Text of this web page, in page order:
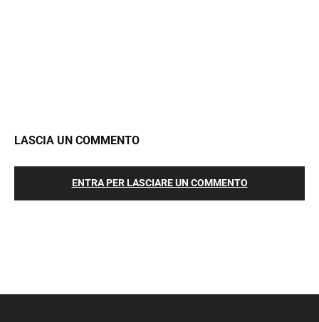
LASCIA UN COMMENTO
ENTRA PER LASCIARE UN COMMENTO